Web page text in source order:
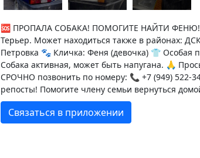
🆘 ПРОПАЛА СОБАКА! ПОМОГИТЕ НАЙТИ ФЕНЮ!
Терьер. Может находиться также в районах:
Петровка 🐾 Кличка: Феня (девочка) 👕
Собака активная, может быть напугана. 🙏
СРОЧНО позвонить по номеру: 📞 +7 (949)
репосты! Помогите члену семьи вернуться
Связаться в приложении